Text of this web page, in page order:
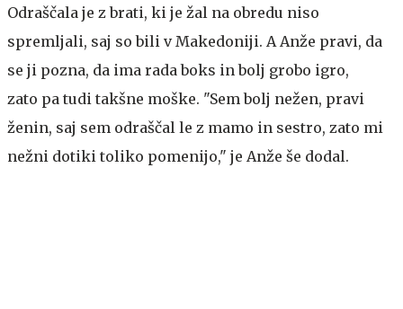
Odraščala je z brati, ki je žal na obredu niso
spremljali, saj so bili v Makedoniji. A Anže pravi, da
se ji pozna, da ima rada boks in bolj grobo igro,
zato pa tudi takšne moške. "Sem bolj nežen, pravi
ženin, saj sem odraščal le z mamo in sestro, zato mi
nežni dotiki toliko pomenijo," je Anže še dodal.